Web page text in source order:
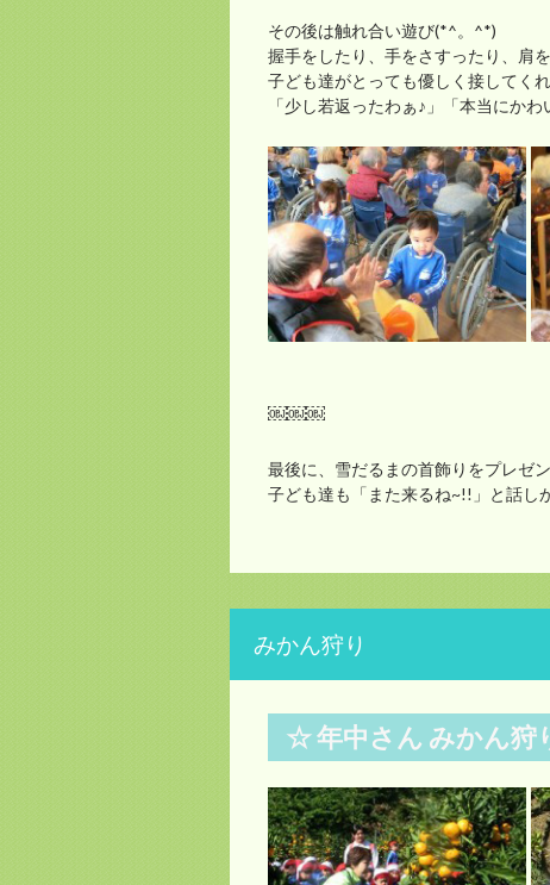
その後は触れ合い遊び(*^。^*)
握手をしたり、手をさすったり、肩
子ども達がとっても優しく接してく
「少し若返ったわぁ♪」「本当にか
￼￼￼
最後に、雪だるまの首飾りをプレゼン
子ども達も「また来るね~!!」と話し
みかん狩り
☆ 年中さん みかん狩